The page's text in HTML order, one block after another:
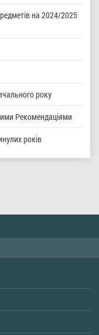
на 2024/2025
року
Рекомендаціями
років